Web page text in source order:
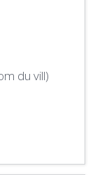
du vill)